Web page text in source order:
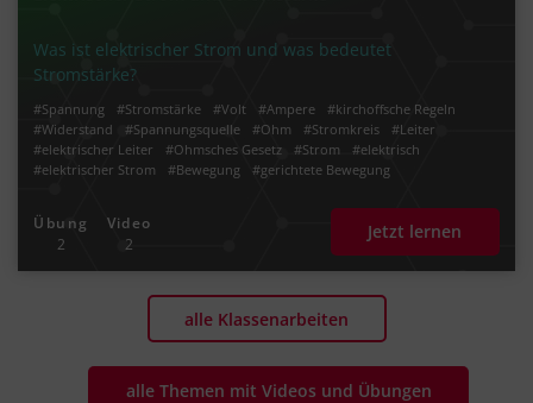
Was ist elektrischer Strom und was bedeutet
Stromstärke?
#Spannung #Stromstärke #Volt #Ampere
#kirchoffsche Regeln
#Widerstand
#Spannungsquelle #Ohm #Stromkreis
#Leiter
#elektrischer Leiter
#Ohmsches Gesetz #Strom
#elektrisch
#elektrischer Strom
#Bewegung
#gerichtete Bewegung
#Serienschaltung
#Parallelschaltung
#Lampe
#ohmscher Widerstand #Amperemeter
#Voltmeter
#Glühbirne
#Gesamtwiderstand
#Gesamtstromstärke
#Gesamtspannung
#paralllele Schaltung #U-I-Kennlinie
#Kondensator
#Ladung #Feldstärke
Übung
2
Video
2
Jetzt lernen
alle Klassenarbeiten
alle Themen mit Videos und Übungen